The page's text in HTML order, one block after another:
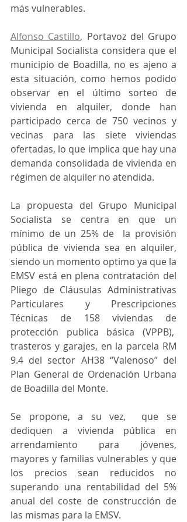
más vulnerables.
Alfonso Castillo, Portavoz del Grupo
Municipal Socialista considera que el
municipio de Boadilla, no es ajeno a
esta situación, como hemos podido
observar en el último sorteo de
vivienda en alquiler, donde han
participado cerca de 750 vecinos y
vecinas para las siete viviendas
ofertadas, lo que implica que hay una
demanda consolidada de vivienda en
régimen de alquiler no atendida.
La propuesta del Grupo Municipal
Socialista se centra en que un
mínimo de un 25% de  la provisión
pública de vivienda sea en alquiler,
siendo un momento optimo ya que la
EMSV está en plena contratación del
Pliego de Cláusulas Administrativas
Particulares y Prescripciones
Técnicas de 158 viviendas de
protección publica básica (VPPB),
trasteros y garajes, en la parcela RM
9.4 del sector AH38 “Valenoso” del
Plan General de Ordenación Urbana
de Boadilla del Monte.
Se propone, a su vez,  que se
dediquen a vivienda pública en
arrendamiento para jóvenes,
mayores y familias vulnerables y que
los precios sean reducidos no
superando una rentabilidad del 5%
anual del coste de construcción de
las mismas para la EMSV.